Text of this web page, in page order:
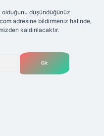
olduğunu düşündüğünüz
adresine bildirmeniz halinde,
kaldırılacaktır.